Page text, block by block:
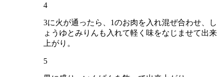
4
3に火が通ったら、1のお肉を入れ混ぜ合わせ、し
ょうゆとみりんも入れて軽く味をなじませて出来
上がり。
5